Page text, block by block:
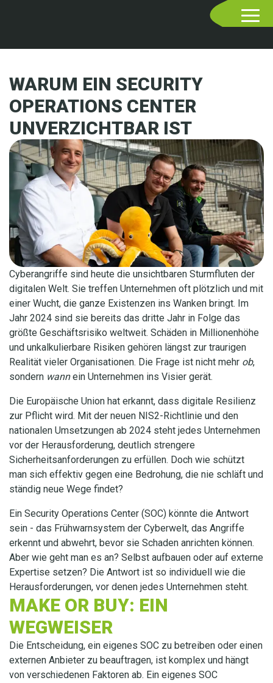
WARUM EIN SECURITY
OPERATIONS CENTER
UNVERZICHTBAR IST
Cyberangriffe sind heute die unsichtbaren Sturmfluten der
digitalen Welt. Sie treffen Unternehmen oft plötzlich und mit
einer Wucht, die ganze Existenzen ins Wanken bringt. Im
Jahr 2024 sind sie bereits das dritte Jahr in Folge das
größte Geschäftsrisiko weltweit. Schäden in Millionenhöhe
und unkalkulierbare Risiken gehören längst zur traurigen
Realität vieler Organisationen. Die Frage ist nicht mehr ob,
sondern wannein Unternehmen ins Visier gerät.
Die Europäische Union hat erkannt, dass digitale Resilienz
zur Pflicht wird. Mit der neuen NIS2-Richtlinie und den
nationalen Umsetzungen ab 2024 steht jedes Unternehmen
vor der Herausforderung, deutlich strengere
Sicherheitsanforderungen zu erfüllen. Doch wie schützt
man sich effektiv gegen eine Bedrohung, die nie schläft und
ständig neue Wege findet?
Ein Security Operations Center (SOC) könnte die Antwort
sein - das Frühwarnsystem der Cyberwelt, das Angriffe
erkennt und abwehrt, bevor sie Schaden anrichten können.
Aber wie geht man es an? Selbst aufbauen oder auf externe
Expertise setzen? Die Antwort ist so individuell wie die
Herausforderungen, vor denen jedes Unternehmen steht.
MAKE OR BUY: EIN
WEGWEISER
Die Entscheidung, ein eigenes SOC zu betreiben oder einen
externen Anbieter zu beauftragen, ist komplex und hängt
von verschiedenen Faktoren ab. Ein eigenes SOC